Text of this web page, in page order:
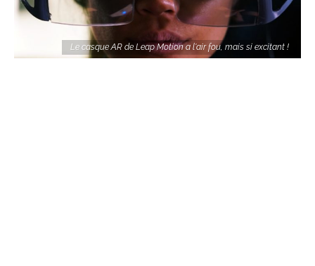
Le casque AR de Leap Motion a l'air fou, mais si excitant !